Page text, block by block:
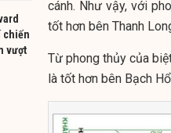
chiến
vượt
cánh. Như vậy, với
tốt hơn bên Thanh
Từ phong thủy của
là tốt hơn bên Bạch